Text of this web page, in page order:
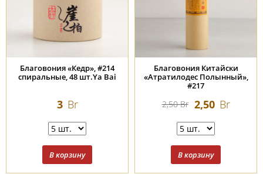
Благовония «Кедр», #214
спиральные, 48 шт.Ya Bai
3 Br
Благовония Китайски
«Атратилодес Полынный»,
#217
2,50Br 2,50 Br